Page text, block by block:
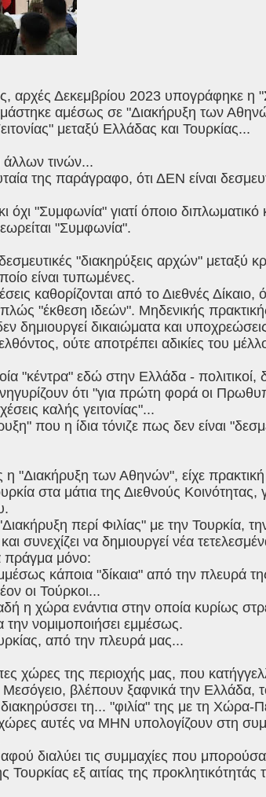
αρχές Δεκεμβρίου 2023 υπογράφηκε
αμέσως σε "Διακήρυξη των
μεταξύ Ελλάδας και Τουρκίας...
τινών...
της παράγραφο, ότι ΔΕΝ είναι
όχι "Συμφωνία" γιατί όποιο
"Συμφωνία".
"διακηρύξεις αρχών" μεταξύ
είναι τυπωμένες.
καθορίζονται από το Διεθνές
"έκθεση ιδεών". Μηδενικής
δεν δημιουργεί δικαιώματα και
ούτε αποτρέπει αδικίες του
"κέντρα" εδώ στην Ελλάδα - πολιτικοί,
ότι "για πρώτη φορά οι
καλής γειτονίας"...
που η ίδια τόνιζε πως δεν είναι
"Διακήρυξη των Αθηνών", είχε
στα μάτια της Διεθνούς Κοινότητας,
περί Φιλίας" με την Τουρκία,
και συνεχίζει να δημιουργεί νέα
πράγμα μόνο:
κάποια "δίκαια" από την πλευρά
οι Τούρκοι...
η χώρα ενάντια στην οποία κυρίως
την νομιμοποιήσει εμμέσως.
από την πλευρά μας...
χώρες της περιοχής μας, που
Μεσόγειο, βλέπουν ξαφνικά την Ελλάδα,
τη... "φιλία" της με τη Χώρα-
αυτές να ΜΗΝ υπολογίζουν στη
αφού διαλύει τις συμμαχίες που
Τουρκίας εξ αιτίας της προκλητικότητάς